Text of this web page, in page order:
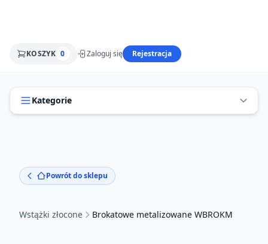
KOSZYK 0 Zaloguj się Rejestracja
Kategorie
Powrót do sklepu
Wstążki złocone Brokatowe metalizowane WBROKM